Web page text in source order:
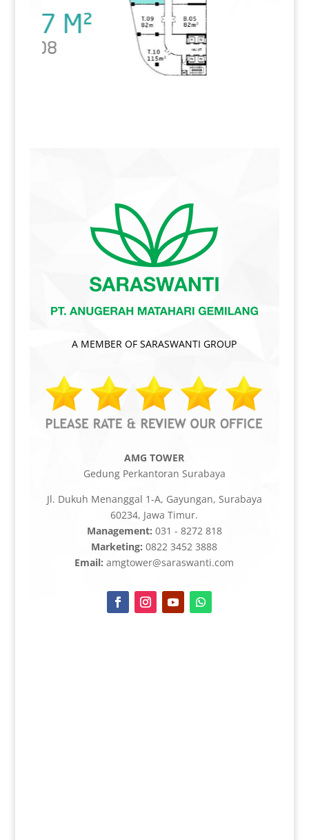
A MEMBER OF SARASWANTI GROUP
AMG TOWER
Gedung Perkantoran Surabaya
Jl. Dukuh Menanggal 1-A, Gayungan, Surabaya
60234, Jawa Timur.
Management: 031 - 8272 818
Marketing: 0822 3452 3888
Email: amgtower@saraswanti.com